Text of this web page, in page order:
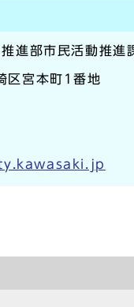
進部市民活動推進
宮本町1番地